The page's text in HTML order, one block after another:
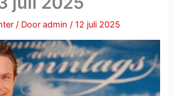
/ Dooradmin/12 juli 2025